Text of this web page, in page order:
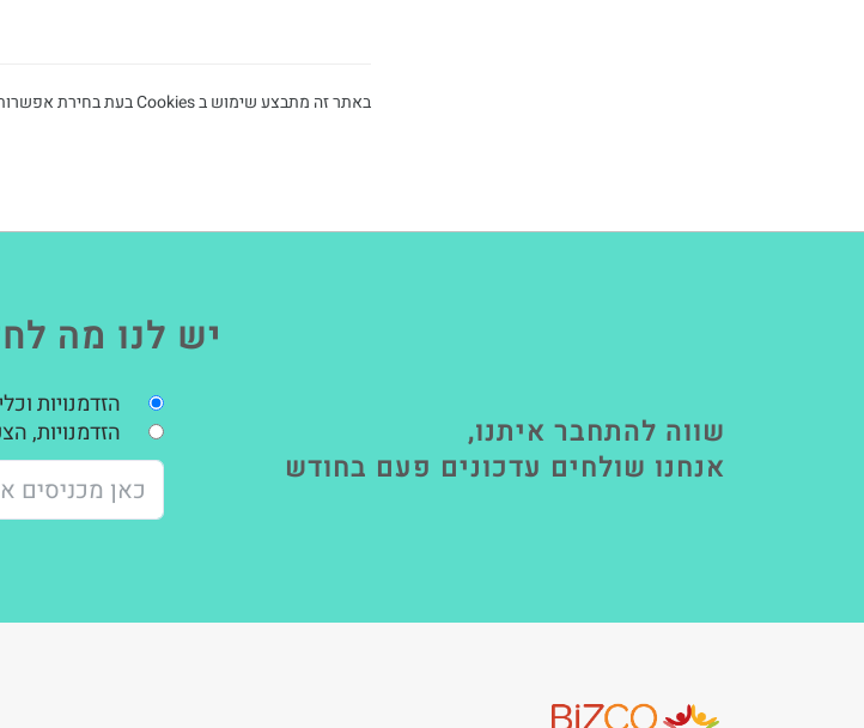
באתר זה מתבצע שימוש ב Cookies בעת בחירת אפשרות "השאר מחובר".
יש לנו מה
שווה להתחבר איתנו,
אנחנו שולחים עדכונים פעם בחודש
הזדמנויות
הזדמנויות,